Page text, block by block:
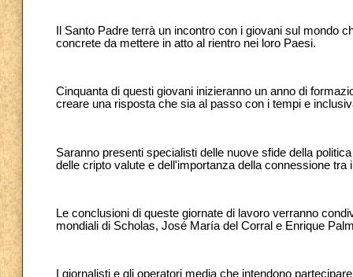
Il Santo Padre terrà un incontro con i giovani sul mondo
concrete da mettere in atto al rientro nei loro Paesi.
Cinquanta di questi giovani inizieranno un anno di
creare una risposta che sia al passo con i tempi e
Saranno presenti specialisti delle nuove sfide della
delle cripto valute e dell'importanza della connessione tra
Le conclusioni di queste giornate di lavoro verranno
mondiali di Scholas, José María del Corral e Enrique
I giornalisti e gli operatori media che intendono